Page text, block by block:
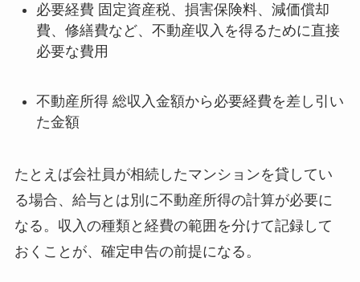
必要経費 固定資産税、損害保険料、減価償却
費、修繕費など、不動産収入を得るために直接
必要な費用
不動産所得 総収入金額から必要経費を差し引い
た金額
たとえば会社員が相続したマンションを貸してい
る場合、給与とは別に不動産所得の計算が必要に
なる。収入の種類と経費の範囲を分けて記録して
おくことが、確定申告の前提になる。